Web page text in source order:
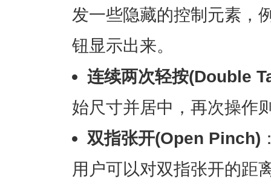
发一些隐藏的控制元素，
钮显示出来。
连续两次轻按(Double
始尺寸并居中，再次操作
双指张开(Open Pinch)
用户可以对双指张开的距